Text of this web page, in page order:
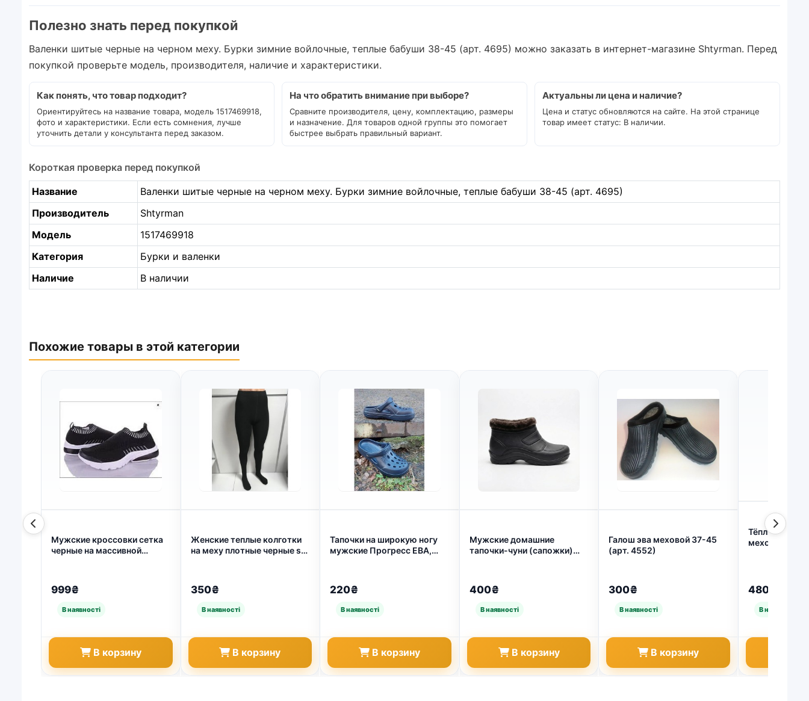
Полезно знать перед покупкой
Валенки шитые черные на черном меху. Бурки зимние войлочные, теплые бабуши 38-45 (арт. 4695) можно заказать в интернет-магазине Shtyrman. Перед
покупкой проверьте модель, производителя, наличие и характеристики.
Как понять, что товар подходит?
Ориентируйтесь на название товара, модель 1517469918,
фото и характеристики. Если есть сомнения, лучше
уточнить детали у консультанта перед заказом.
На что обратить внимание при выборе?
Сравните производителя, цену, комплектацию, размеры
и назначение. Для товаров одной группы это помогает
быстрее выбрать правильный вариант.
Актуальны ли цена и наличие?
Цена и статус обновляются на сайте. На этой странице
товар имеет статус: В наличии.
Короткая проверка перед покупкой
Название
Валенки шитые черные на черном меху. Бурки зимние войлочные, теплые бабуши 38-45 (арт. 4695)
Производитель
Shtyrman
Модель
1517469918
Категория
Бурки и валенки
Наличие
В наличии
Похожие товары в этой категории
Мужские кроссовки сетка
черные на массивной
999₴
В корзину
Женские теплые колготки
на меху плотные черные s,
350₴
В корзину
Тапочки на широкую ногу
мужские Прогресс ЕВА,
220₴
В корзину
Мужские домашние
тапочки-чуни (сапожки)
400₴
В корзину
Галош эва меховой 37-45
(арт. 4552)
300₴
В корзину
Тёплые
меховые
480₴